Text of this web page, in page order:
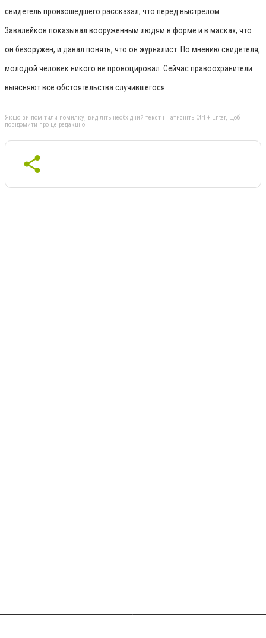
свидетель произошедшего рассказал, что перед выстрелом
Завалейков показывал вооруженным людям в форме и в масках, что
он безоружен, и давал понять, что он журналист. По мнению свидетеля,
молодой человек никого не провоцировал. Сейчас правоохранители
выясняют все обстоятельства случившегося.
Якщо ви помітили помилку, виділіть необхідний текст і натисніть Ctrl + Enter, щоб
повідомити про це редакцію